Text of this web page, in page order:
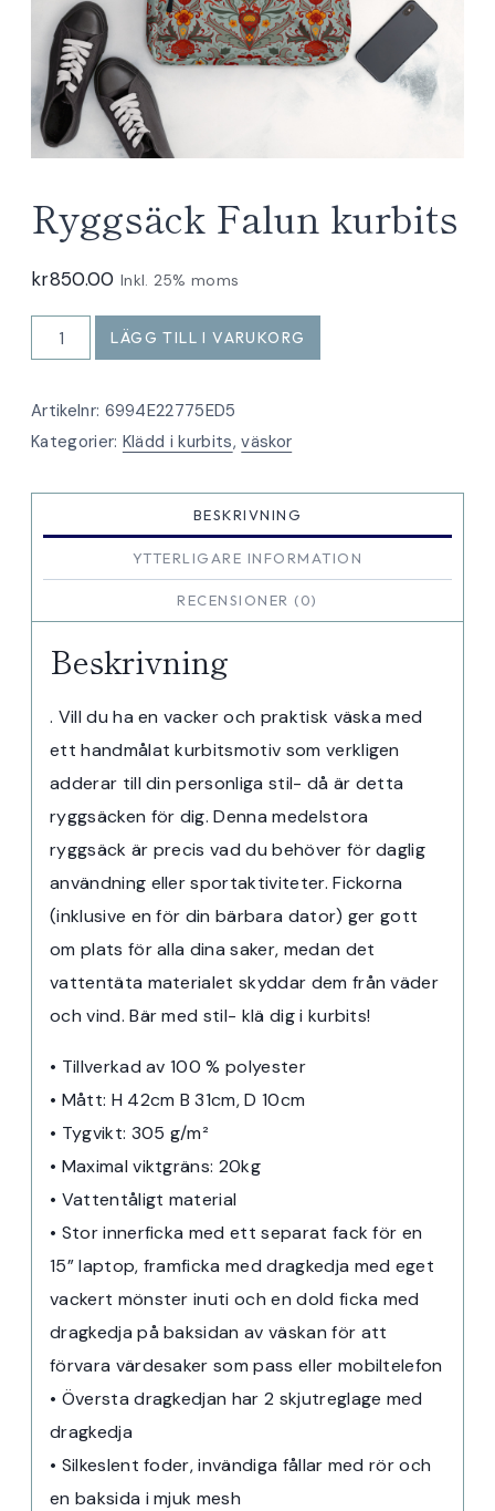
Ryggsäck Falun kurbits
kr850.00 Inkl. 25% moms
Ryggsäck
Falun
mängd
LÄGG TILL I VARUKORG
Artikelnr: 6994E22775ED5
Kategorier: Klädd i kurbits,väskor
BESKRIVNING
YTTERLIGARE INFORMATION
RECENSIONER (0)
Beskrivning
. Vill du ha en vacker och praktisk väska med
ett handmålat kurbitsmotiv som verkligen
adderar till din personliga stil- då är detta
ryggsäcken för dig. Denna medelstora
ryggsäck är precis vad du behöver för daglig
användning eller sportaktiviteter. Fickorna
(inklusive en för din bärbara dator) ger gott
om plats för alla dina saker, medan det
vattentäta materialet skyddar dem från väder
och vind. Bär med stil- klä dig i kurbits!
• Tillverkad av 100 % polyester
• Mått: H 42cm B 31cm, D 10cm
• Tygvikt: 305 g/m²
• Maximal viktgräns: 20kg
• Vattentåligt material
• Stor innerficka med ett separat fack för en
15” laptop, framficka med dragkedja med eget
vackert mönster inuti och en dold ficka med
dragkedja på baksidan av väskan för att
förvara värdesaker som pass eller mobiltelefon
• Översta dragkedjan har 2 skjutreglage med
dragkedja
• Silkeslent foder, invändiga fållar med rör och
en baksida i mjuk mesh